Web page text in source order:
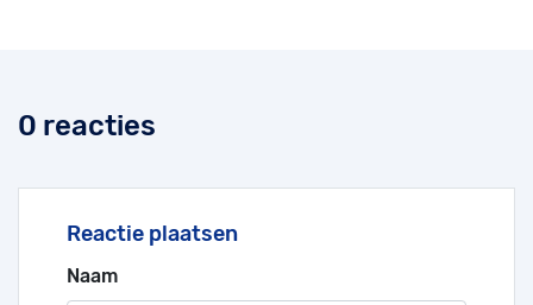
0 reacties
Reactie plaatsen
Naam